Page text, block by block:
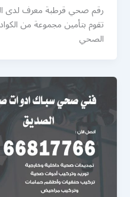
رقم صحي قرطبة معرف لدى
تقوم بتأمين مجموعة من
الصحي